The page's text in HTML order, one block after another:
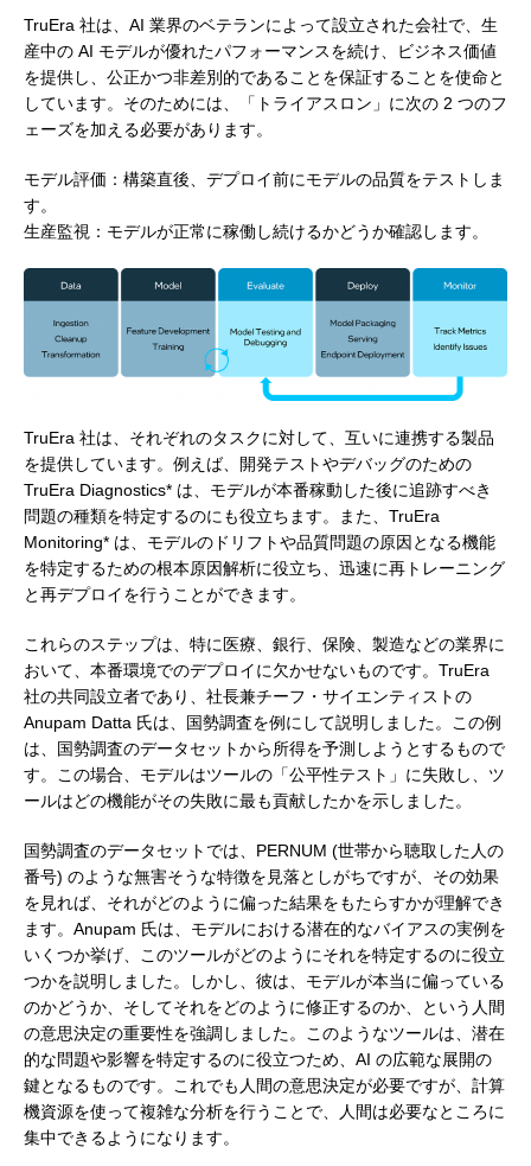
TruEra 社は、AI 業界のベテランによって設立された会社で、生
産中の AI モデルが優れたパフォーマンスを続け、ビジネス価値
を提供し、公正かつ非差別的であることを保証することを使命と
しています。そのためには、「トライアスロン」に次の 2 つのフ
ェーズを加える必要があります。
モデル評価：構築直後、デプロイ前にモデルの品質をテストしま
す。
生産監視：モデルが正常に稼働し続けるかどうか確認します。
TruEra 社は、それぞれのタスクに対して、互いに連携する製品
を提供しています。例えば、開発テストやデバッグのための
TruEra Diagnostics* は、モデルが本番稼動した後に追跡すべき
問題の種類を特定するのにも役立ちます。また、TruEra
Monitoring* は、モデルのドリフトや品質問題の原因となる機能
を特定するための根本原因解析に役立ち、迅速に再トレーニング
と再デプロイを行うことができます。
これらのステップは、特に医療、銀行、保険、製造などの業界に
おいて、本番環境でのデプロイに欠かせないものです。TruEra
社の共同設立者であり、社長兼チーフ・サイエンティストの
Anupam Datta 氏は、国勢調査を例にして説明しました。この例
は、国勢調査のデータセットから所得を予測しようとするもので
す。この場合、モデルはツールの「公平性テスト」に失敗し、ツ
ールはどの機能がその失敗に最も貢献したかを示しました。
国勢調査のデータセットでは、PERNUM (世帯から聴取した人の
番号) のような無害そうな特徴を見落としがちですが、その効果
を見れば、それがどのように偏った結果をもたらすかが理解でき
ます。Anupam 氏は、モデルにおける潜在的なバイアスの実例を
いくつか挙げ、このツールがどのようにそれを特定するのに役立
つかを説明しました。しかし、彼は、モデルが本当に偏っている
のかどうか、そしてそれをどのように修正するのか、という人間
の意思決定の重要性を強調しました。このようなツールは、潜在
的な問題や影響を特定するのに役立つため、AI の広範な展開の
鍵となるものです。これでも人間の意思決定が必要ですが、計算
機資源を使って複雑な分析を行うことで、人間は必要なところに
集中できるようになります。